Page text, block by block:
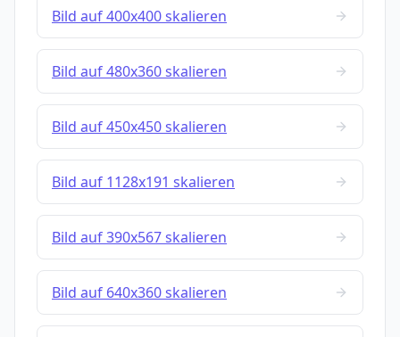
Bild auf 400x400 skalieren
Bild auf 480x360 skalieren
Bild auf 450x450 skalieren
Bild auf 1128x191 skalieren
Bild auf 390x567 skalieren
Bild auf 640x360 skalieren